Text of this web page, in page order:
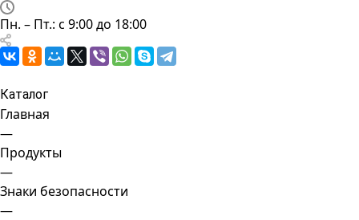
Пн. – Пт.: с 9:00 до 18:00
Каталог
Главная
—
Продукты
—
Знаки безопасности
—